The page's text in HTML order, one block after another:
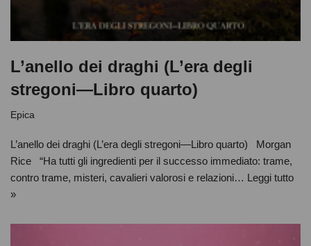
L’anello dei draghi (L’era degli
stregoni—Libro quarto)
Epica
L’anello dei draghi (L’era degli stregoni—Libro quarto) Morgan
Rice “Ha tutti gli ingredienti per il successo immediato: trame,
contro trame, misteri, cavalieri valorosi e relazioni… Leggi tutto
»